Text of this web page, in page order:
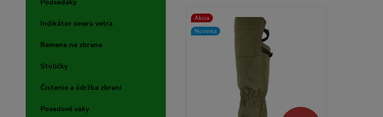
Podsedáky
Indikátor smeru vetra
Remene na zbrane
Stoličky
Čistenie a údržba zbraní
Posedové vaky
Akcia
Novinka